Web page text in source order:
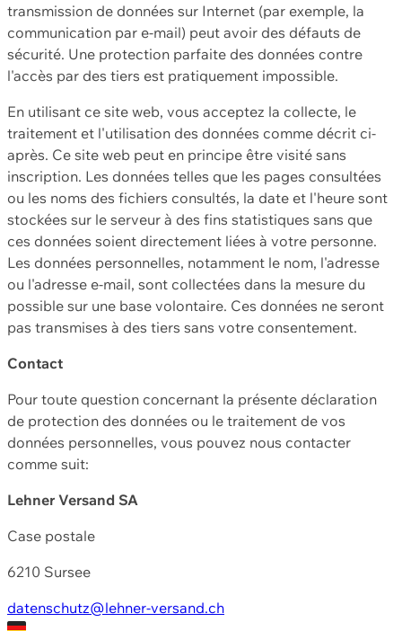
transmission de données sur Internet (par exemple, la
communication par e-mail) peut avoir des défauts de
sécurité. Une protection parfaite des données contre
l'accès par des tiers est pratiquement impossible.
En utilisant ce site web, vous acceptez la collecte, le
traitement et l'utilisation des données comme décrit ci-
après. Ce site web peut en principe être visité sans
inscription. Les données telles que les pages consultées
ou les noms des fichiers consultés, la date et l'heure sont
stockées sur le serveur à des fins statistiques sans que
ces données soient directement liées à votre personne.
Les données personnelles, notamment le nom, l'adresse
ou l'adresse e-mail, sont collectées dans la mesure du
possible sur une base volontaire. Ces données ne seront
pas transmises à des tiers sans votre consentement.
Contact
Pour toute question concernant la présente déclaration
de protection des données ou le traitement de vos
données personnelles, vous pouvez nous contacter
comme suit:
Lehner Versand SA
Case postale
6210 Sursee
datenschutz@lehner-versand.ch